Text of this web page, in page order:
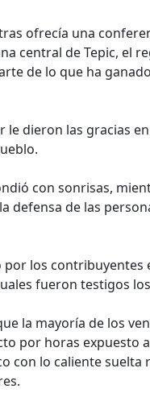
ofrecía una
central de Tepic, el
de lo que ha
dieron las gracias
con sonrisas,
defensa de las
por los
fueron testigos
que la mayoría de los
por horas expuesto
con lo caliente